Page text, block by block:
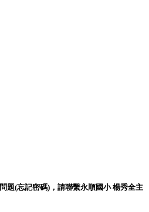
題(忘記密碼)，請聯繫永順國小 楊秀全主